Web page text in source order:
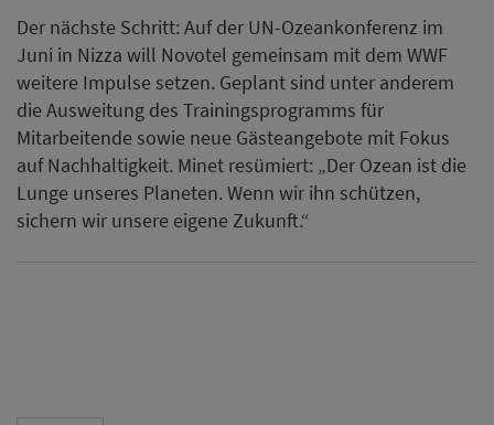
Der nächste Schritt: Auf der UN-Ozeankonferenz im
Juni in Nizza will Novotel gemeinsam mit dem WWF
weitere Impulse setzen. Geplant sind unter anderem
die Ausweitung des Trainingsprogramms für
Mitarbeitende sowie neue Gästeangebote mit Fokus
auf Nachhaltigkeit. Minet resümiert: „Der Ozean ist die
Lunge unseres Planeten. Wenn wir ihn schützen,
sichern wir unsere eigene Zukunft.“